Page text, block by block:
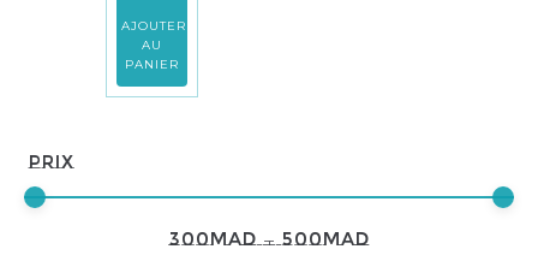
Prix
300MAD—500MAD
AJOUTER
AU
PANIER